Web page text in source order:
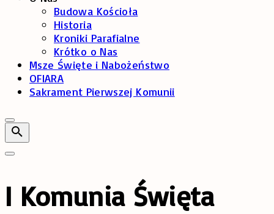
Budowa Kościoła
Historia
Kroniki Parafialne
Krótko o Nas
Msze Święte i Nabożeństwo
OFIARA
Sakrament Pierwszej Komunii
I Komunia Święta